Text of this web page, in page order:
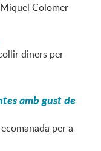
Colomer
diners per
amb gust de
per a